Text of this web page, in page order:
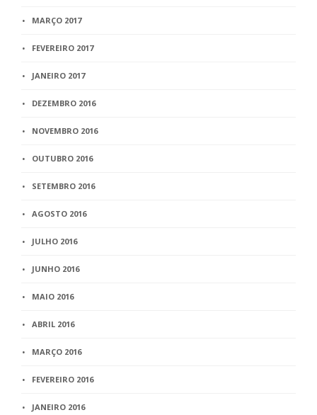
MARÇO 2017
FEVEREIRO 2017
JANEIRO 2017
DEZEMBRO 2016
NOVEMBRO 2016
OUTUBRO 2016
SETEMBRO 2016
AGOSTO 2016
JULHO 2016
JUNHO 2016
MAIO 2016
ABRIL 2016
MARÇO 2016
FEVEREIRO 2016
JANEIRO 2016